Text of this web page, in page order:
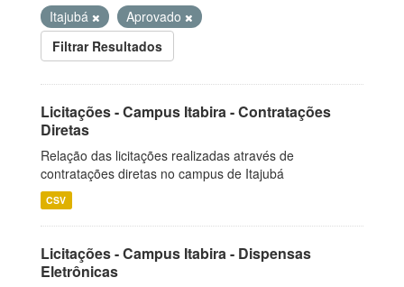
Itajubá
Aprovado
Filtrar Resultados
Licitações - Campus Itabira - Contratações
Diretas
Relação das licitações realizadas através de
contratações diretas no campus de Itajubá
CSV
Licitações - Campus Itabira - Dispensas
Eletrônicas